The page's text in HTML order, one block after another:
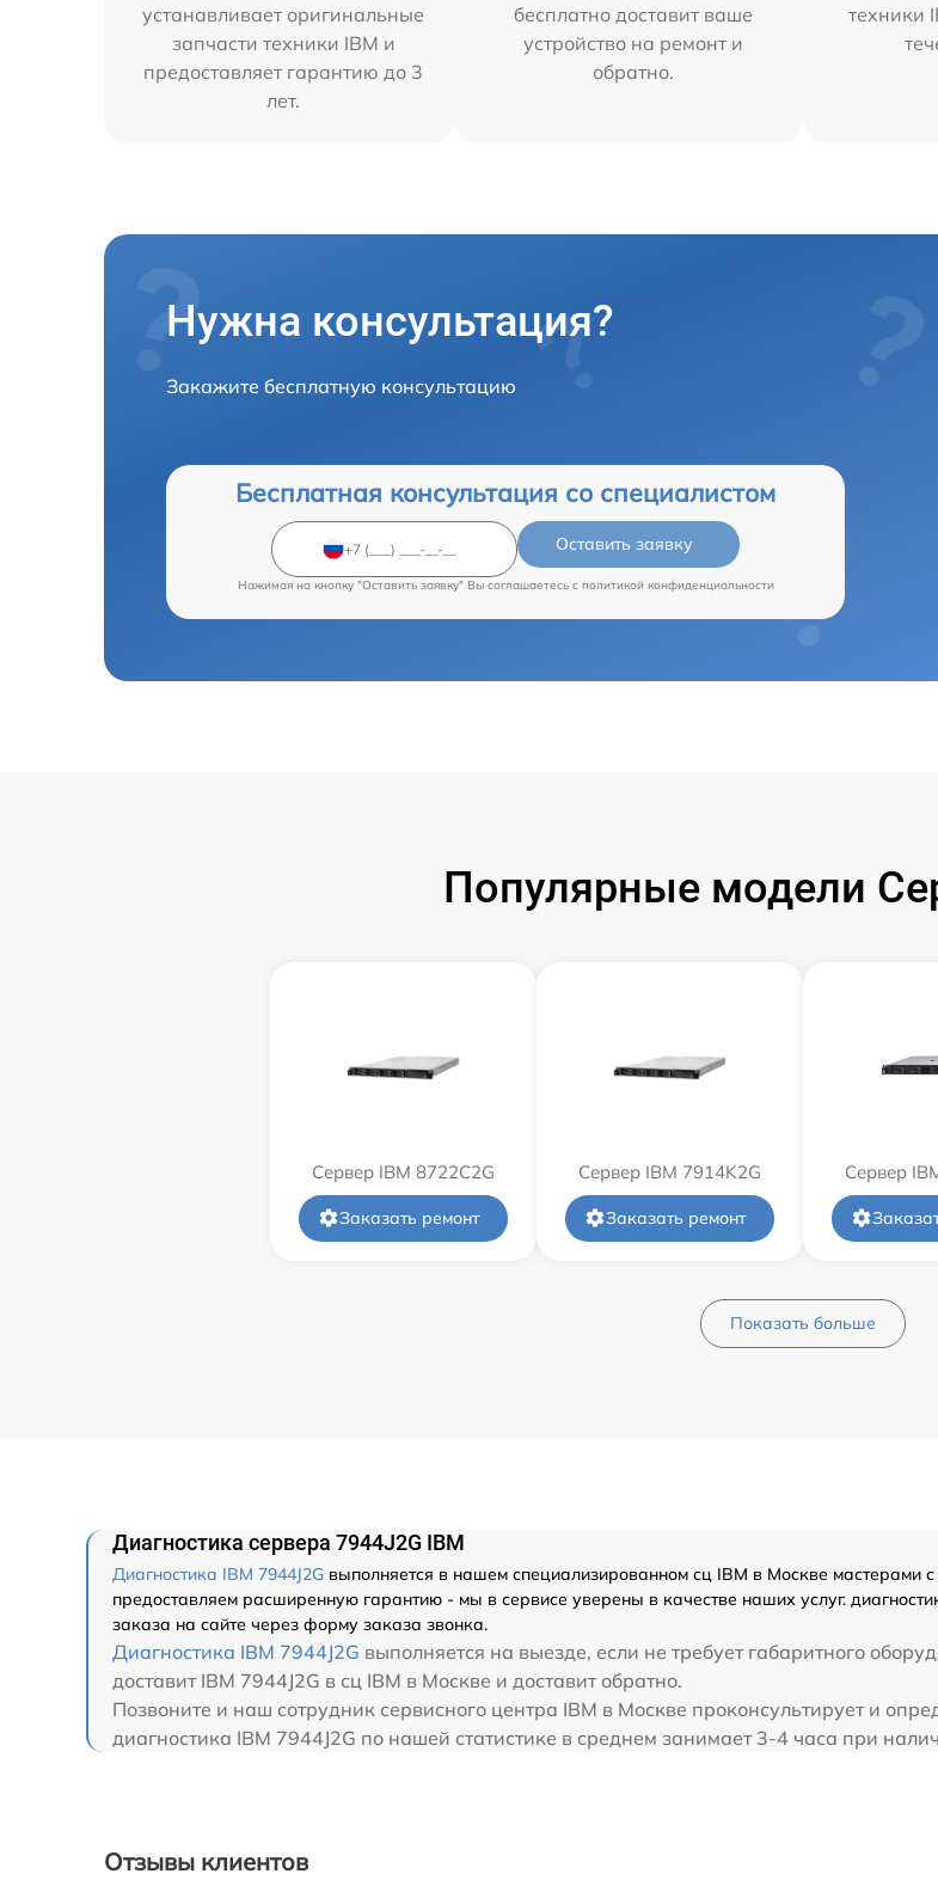
устанавливает оригинальные
запчасти техники IBM и
предоставляет гарантию до 3
лет.
бесплатно доставит ваше
устройство на ремонт и
обратно.
техники
Нужна консультация?
Закажите бесплатную консультацию
Бесплатная консультация со специалистом
Оставить заявку
Нажимая на кнопку "Оставить заявку" Вы соглашаетесь c политикой конфиденциальности
Популярные модели
Сервер IBM 8722C2G
Заказать ремонт
Сервер IBM 7914K2G
Заказать ремонт
Сервер
Показать больше
Диагностика сервера 7944J2G IBM
Диагностика IBM 7944J2G выполняется в нашем специализированном сц IBM в Москве мастерами
предоставляем расширенную гарантию - мы в сервисе уверены в качестве наших услуг.
заказа на сайте через форму заказа звонка.
Диагностика IBM 7944J2G выполняется на выезде, если не требует габаритного
доставит IBM 7944J2G в сц IBM в Москве и доставит обратно.
Позвоните и наш сотрудник сервисного центра IBM в Москве проконсультирует и
диагностика IBM 7944J2G по нашей статистике в среднем занимает 3-4 часа при
Отзывы клиентов